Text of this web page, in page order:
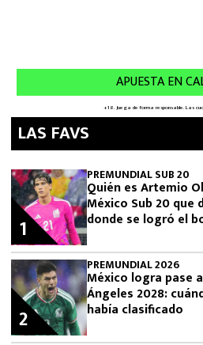
LAS FAVS
PREMUNDIAL SUB 20
Quién es Artemio
México Sub 20 que
donde se logró el
1
PREMUNDIAL 2026
México logra pase
Ángeles 2028:
había clasificado
2